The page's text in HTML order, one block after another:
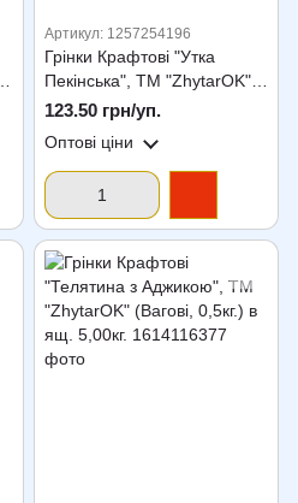
Артикул: 1257254196
Грінки Крафтові "Утка
Пекінська", ТМ "ZhytarOK"
(Вагові 0,5кг.) в ящ. 5,00кг.
123.50 грн/уп.
Оптові ціни